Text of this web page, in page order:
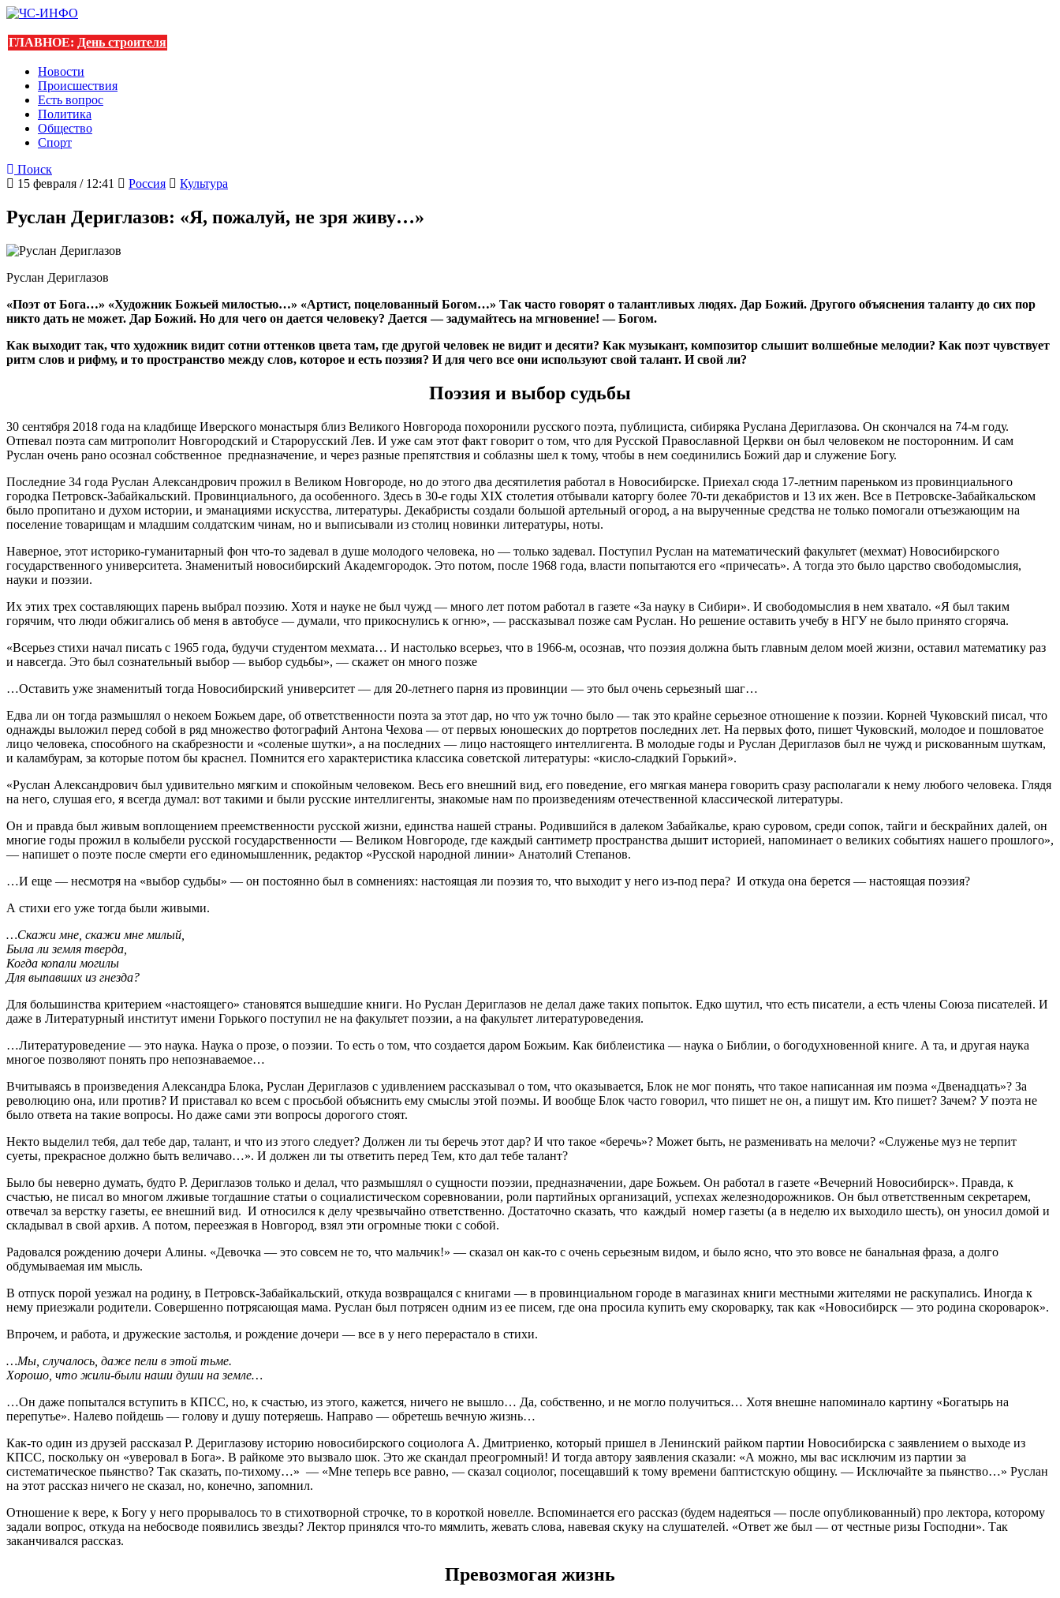
ГЛАВНОЕ: День строителя
Новости
Происшествия
Есть вопрос
Политика
Общество
Спорт
Поиск
15 февраля / 12:41
Россия Культура
Руслан Дериглазов: «Я, пожалуй, не зря живу…»
Руслан Дериглазов
«Поэт от Бога…» «Художник Божьей милостью…» «Артист, поцелованный Богом…» Так часто говорят о талантливых людях. Дар Божий. Другого объяснения таланту до сих пор
никто дать не может. Дар Божий. Но для чего он дается человеку? Дается — задумайтесь на мгновение! — Богом.
Как выходит так, что художник видит сотни оттенков цвета там, где другой человек не видит и десяти? Как музыкант, композитор слышит волшебные мелодии? Как поэт чувствует
ритм слов и рифму, и то пространство между слов, которое и есть поэзия? И для чего все они используют свой талант. И свой ли?
Поэзия и выбор судьбы
30 сентября 2018 года на кладбище Иверского монастыря близ Великого Новгорода похоронили русского поэта, публициста, сибиряка Руслана Дериглазова. Он скончался на 74-м году.
Отпевал поэта сам митрополит Новгородский и Старорусский Лев. И уже сам этот факт говорит о том, что для Русской Православной Церкви он был человеком не посторонним. И сам
Руслан очень рано осознал собственное предназначение, и через разные препятствия и соблазны шел к тому, чтобы в нем соединились Божий дар и служение Богу.
Последние 34 года Руслан Александрович прожил в Великом Новгороде, но до этого два десятилетия работал в Новосибирске. Приехал сюда 17-летним пареньком из провинциального
городка Петровск-Забайкальский. Провинциального, да особенного. Здесь в 30-е годы XIX столетия отбывали каторгу более 70-ти декабристов и 13 их жен. Все в Петровске-Забайкальском
было пропитано и духом истории, и эманациями искусства, литературы. Декабристы создали большой артельный огород, а на вырученные средства не только помогали отъезжающим на
поселение товарищам и младшим солдатским чинам, но и выписывали из столиц новинки литературы, ноты.
Наверное, этот историко-гуманитарный фон что-то задевал в душе молодого человека, но — только задевал. Поступил Руслан на математический факультет (мехмат) Новосибирского
государственного университета. Знаменитый новосибирский Академгородок. Это потом, после 1968 года, власти попытаются его «причесать». А тогда это было царство свободомыслия,
науки и поэзии.
Их этих трех составляющих парень выбрал поэзию. Хотя и науке не был чужд — много лет потом работал в газете «За науку в Сибири». И свободомыслия в нем хватало. «Я был таким
горячим, что люди обжигались об меня в автобусе — думали, что прикоснулись к огню», — рассказывал позже сам Руслан. Но решение оставить учебу в НГУ не было принято сгоряча.
«Всерьез стихи начал писать с 1965 года, будучи студентом мехмата… И настолько всерьез, что в 1966-м, осознав, что поэзия должна быть главным делом моей жизни, оставил математику раз
и навсегда. Это был сознательный выбор — выбор судьбы», — скажет он много позже
…Оставить уже знаменитый тогда Новосибирский университет — для 20-летнего парня из провинции — это был очень серьезный шаг…
Едва ли он тогда размышлял о некоем Божьем даре, об ответственности поэта за этот дар, но что уж точно было — так это крайне серьезное отношение к поэзии. Корней Чуковский писал, что
однажды выложил перед собой в ряд множество фотографий Антона Чехова — от первых юношеских до портретов последних лет. На первых фото, пишет Чуковский, молодое и пошловатое
лицо человека, способного на скабрезности и «соленые шутки», а на последних — лицо настоящего интеллигента. В молодые годы и Руслан Дериглазов был не чужд и рискованным шуткам,
и каламбурам, за которые потом бы краснел. Помнится его характеристика классика советской литературы: «кисло-сладкий Горький».
«Руслан Александрович был удивительно мягким и спокойным человеком. Весь его внешний вид, его поведение, его мягкая манера говорить сразу располагали к нему любого человека. Глядя
на него, слушая его, я всегда думал: вот такими и были русские интеллигенты, знакомые нам по произведениям отечественной классической литературы.
Он и правда был живым воплощением преемственности русской жизни, единства нашей страны. Родившийся в далеком Забайкалье, краю суровом, среди сопок, тайги и бескрайних далей, он
многие годы прожил в колыбели русской государственности — Великом Новгороде, где каждый сантиметр пространства дышит историей, напоминает о великих событиях нашего прошлого»,
— напишет о поэте после смерти его единомышленник, редактор «Русской народной линии» Анатолий Степанов.
…И еще — несмотря на «выбор судьбы» — он постоянно был в сомнениях: настоящая ли поэзия то, что выходит у него из-под пера? И откуда она берется — настоящая поэзия?
А стихи его уже тогда были живыми.
…Скажи мне, скажи мне милый,
Была ли земля тверда,
Когда копали могилы
Для выпавших из гнезда?
Для большинства критерием «настоящего» становятся вышедшие книги. Но Руслан Дериглазов не делал даже таких попыток. Едко шутил, что есть писатели, а есть члены Союза писателей. И
даже в Литературный институт имени Горького поступил не на факультет поэзии, а на факультет литературоведения.
…Литературоведение — это наука. Наука о прозе, о поэзии. То есть о том, что создается даром Божьим. Как библеистика — наука о Библии, о богодухновенной книге. А та, и другая наука
многое позволяют понять про непознаваемое…
Вчитываясь в произведения Александра Блока, Руслан Дериглазов с удивлением рассказывал о том, что оказывается, Блок не мог понять, что такое написанная им поэма «Двенадцать»? За
революцию она, или против? И приставал ко всем с просьбой объяснить ему смыслы этой поэмы. И вообще Блок часто говорил, что пишет не он, а пишут им. Кто пишет? Зачем? У поэта не
было ответа на такие вопросы. Но даже сами эти вопросы дорогого стоят.
Некто выделил тебя, дал тебе дар, талант, и что из этого следует? Должен ли ты беречь этот дар? И что такое «беречь»? Может быть, не разменивать на мелочи? «Служенье муз не терпит
суеты, прекрасное должно быть величаво…». И должен ли ты ответить перед Тем, кто дал тебе талант?
Было бы неверно думать, будто Р. Дериглазов только и делал, что размышлял о сущности поэзии, предназначении, даре Божьем. Он работал в газете «Вечерний Новосибирск». Правда, к
счастью, не писал во многом лживые тогдашние статьи о социалистическом соревновании, роли партийных организаций, успехах железнодорожников. Он был ответственным секретарем,
отвечал за верстку газеты, ее внешний вид. И относился к делу чрезвычайно ответственно. Достаточно сказать, что каждый номер газеты (а в неделю их выходило шесть), он уносил домой и
складывал в свой архив. А потом, переезжая в Новгород, взял эти огромные тюки с собой.
Радовался рождению дочери Алины. «Девочка — это совсем не то, что мальчик!» — сказал он как-то с очень серьезным видом, и было ясно, что это вовсе не банальная фраза, а долго
обдумываемая им мысль.
В отпуск порой уезжал на родину, в Петровск-Забайкальский, откуда возвращался с книгами — в провинциальном городе в магазинах книги местными жителями не раскупались. Иногда к
нему приезжали родители. Совершенно потрясающая мама. Руслан был потрясен одним из ее писем, где она просила купить ему скороварку, так как «Новосибирск — это родина скороварок».
Впрочем, и работа, и дружеские застолья, и рождение дочери — все в у него перерастало в стихи.
…Мы, случалось, даже пели в этой тьме.
Хорошо, что жили-были наши души на земле…
…Он даже попытался вступить в КПСС, но, к счастью, из этого, кажется, ничего не вышло… Да, собственно, и не могло получиться… Хотя внешне напоминало картину «Богатырь на
перепутье». Налево пойдешь — голову и душу потеряешь. Направо — обретешь вечную жизнь…
Как-то один из друзей рассказал Р. Дериглазову историю новосибирского социолога А. Дмитриенко, который пришел в Ленинский райком партии Новосибирска с заявлением о выходе из
КПСС, поскольку он «уверовал в Бога». В райкоме это вызвало шок. Это же скандал преогромный! И тогда автору заявления сказали: «А можно, мы вас исключим из партии за
систематическое пьянство? Так сказать, по-тихому…» — «Мне теперь все равно, — сказал социолог, посещавший к тому времени баптистскую общину. — Исключайте за пьянство…» Руслан
на этот рассказ ничего не сказал, но, конечно, запомнил.
Отношение к вере, к Богу у него прорывалось то в стихотворной строчке, то в короткой новелле. Вспоминается его рассказ (будем надеяться — после опубликованный) про лектора, которому
задали вопрос, откуда на небосводе появились звезды? Лектор принялся что-то мямлить, жевать слова, навевая скуку на слушателей. «Ответ же был — от честные ризы Господни». Так
заканчивался рассказ.
Превозмогая жизнь